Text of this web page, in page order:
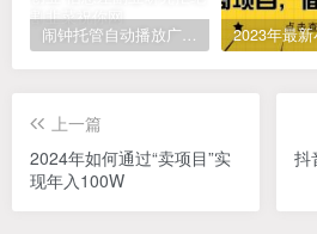
闹钟托管自动播放广告，单机5-10，无需人工操作
上一篇
2024年如何通过“卖项目”实
现年入100W
抖